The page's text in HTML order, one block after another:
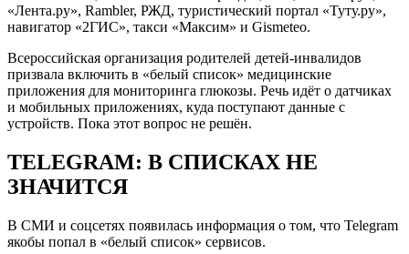
«Лента.ру», Rambler, РЖД, туристический портал «Туту.ру»,
навигатор «2ГИС», такси «Максим» и Gismeteo.
Всероссийская организация родителей детей-инвалидов
призвала включить в «белый список» медицинские
приложения для мониторинга глюкозы. Речь идёт о датчиках
и мобильных приложениях, куда поступают данные с
устройств. Пока этот вопрос не решён.
TELEGRAM: В СПИСКАХ НЕ
ЗНАЧИТСЯ
В СМИ и соцсетях появилась информация о том, что Telegram
якобы попал в «белый список» сервисов.